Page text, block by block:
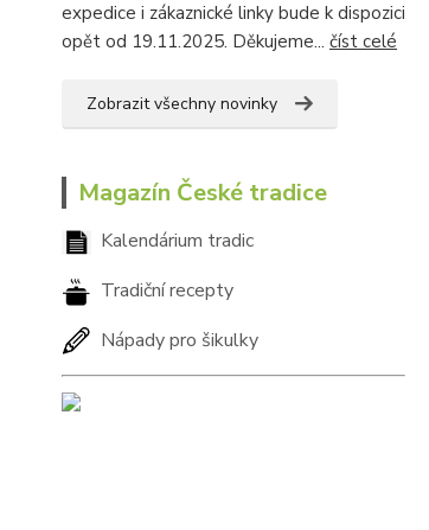
expedice i zákaznické linky bude k dispozici
opět od 19.11.2025. Děkujeme... číst celé
Zobrazit všechny novinky
Magazín České tradice
Kalendárium tradic
Tradiční recepty
Nápady pro šikulky